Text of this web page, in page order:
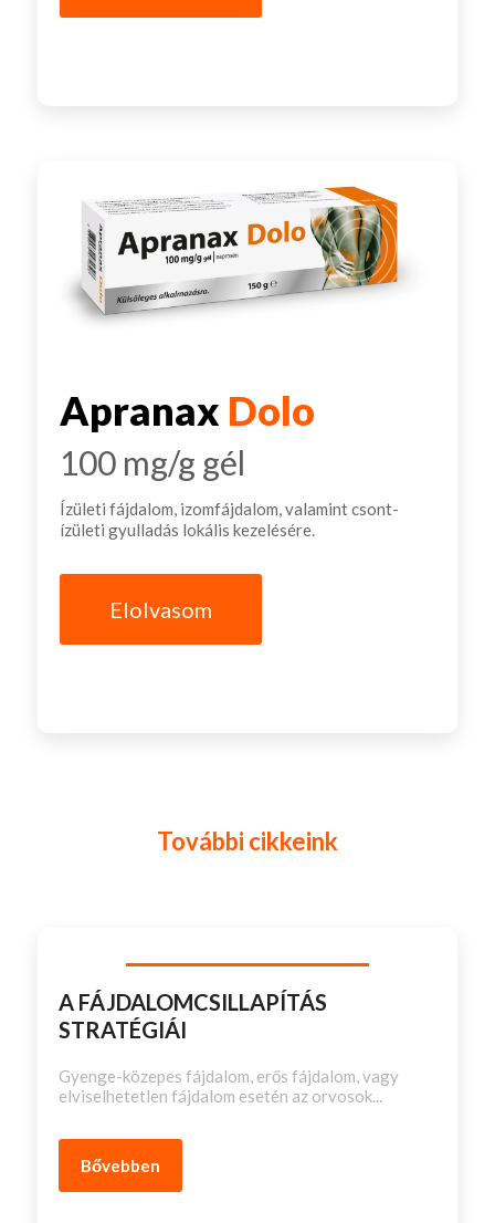
Apranax Dolo
100 mg/g gél
Ízületi fájdalom, izomfájdalom, valamint csont-
ízületi gyulladás lokális kezelésére.
Elolvasom
További cikkeink
A FÁJDALOMCSILLAPÍTÁS
STRATÉGIÁI
Gyenge-közepes fájdalom, erős fájdalom, vagy
elviselhetetlen fájdalom esetén az orvosok...
Bővebben